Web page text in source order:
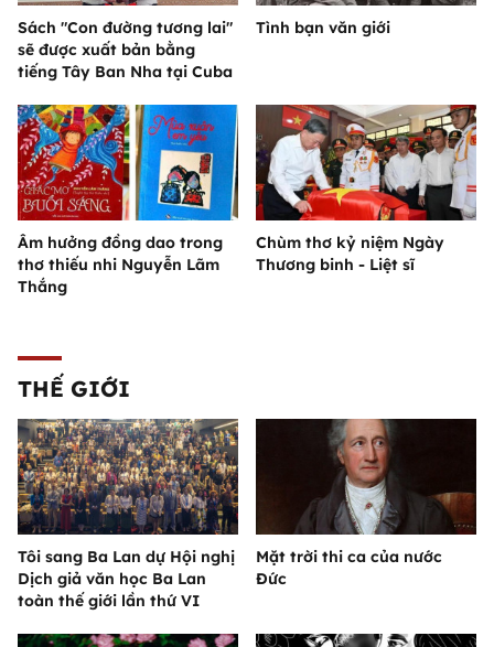
Sách "Con đường tương lai"
sẽ được xuất bản bằng
tiếng Tây Ban Nha tại Cuba
Tình bạn văn giới
Âm hưởng đồng dao trong
thơ thiếu nhi Nguyễn Lãm
Thắng
Chùm thơ kỷ niệm Ngày
Thương binh - Liệt sĩ
THẾ GIỚI
Tôi sang Ba Lan dự Hội nghị
Dịch giả văn học Ba Lan
toàn thế giới lần thứ VI
Mặt trời thi ca của nước
Đức